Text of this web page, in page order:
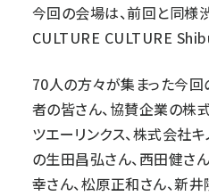
今回の会場は、前回と同様
CULTURE CULTURE
70人の方々が集まった今回
者の皆さん、協賛企業の株
ツエーリンクス、株式会社
の生田昌弘さん、西田健さ
幸さん、松原正和さん、新